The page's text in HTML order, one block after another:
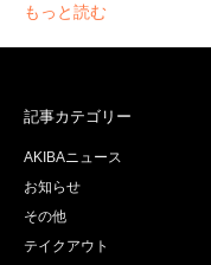
もっと読む
記事カテゴリー
AKIBAニュース
お知らせ
その他
テイクアウト